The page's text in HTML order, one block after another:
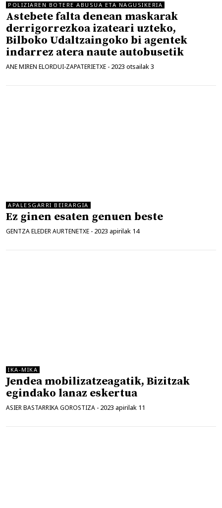
POLIZIAREN BOTERE ABUSUA ETA NAGUSIKERIA
Astebete falta denean maskarak
derrigorrezkoa izateari uzteko,
Bilboko Udaltzaingoko bi agentek
indarrez atera naute autobusetik
ANE MIREN ELORDUI-ZAPATERIETXE - 2023 otsailak 3
APALESGARRI BEIRARGIA
Ez ginen esaten genuen beste
GENTZA ELEDER AURTENETXE - 2023 apirilak 14
IKA-MIKA
Jendea mobilizatzeagatik, Bizitzak
egindako lanaz eskertua
ASIER BASTARRIKA GOROSTIZA - 2023 apirilak 11